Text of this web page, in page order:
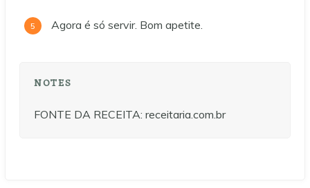
Agora é só servir. Bom apetite.
NOTES
FONTE DA RECEITA: receitaria.com.br